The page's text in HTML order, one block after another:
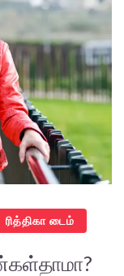
ரித்திகா டைம்